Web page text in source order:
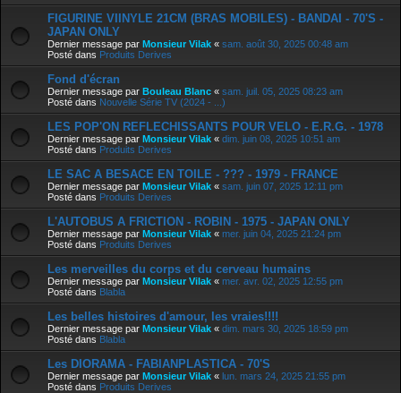
FIGURINE VIINYLE 21CM (BRAS MOBILES) - BANDAI - 70'S -
JAPAN ONLY
Dernier message par Monsieur Vilak « sam. août 30, 2025 00:48 am
Posté dans Produits Derives
Fond d'écran
Dernier message par Bouleau Blanc « sam. juil. 05, 2025 08:23 am
Posté dans Nouvelle Série TV (2024 - ...)
LES POP'ON REFLECHISSANTS POUR VELO - E.R.G. - 1978
Dernier message par Monsieur Vilak « dim. juin 08, 2025 10:51 am
Posté dans Produits Derives
LE SAC A BESACE EN TOILE - ??? - 1979 - FRANCE
Dernier message par Monsieur Vilak « sam. juin 07, 2025 12:11 pm
Posté dans Produits Derives
L'AUTOBUS A FRICTION - ROBIN - 1975 - JAPAN ONLY
Dernier message par Monsieur Vilak « mer. juin 04, 2025 21:24 pm
Posté dans Produits Derives
Les merveilles du corps et du cerveau humains
Dernier message par Monsieur Vilak « mer. avr. 02, 2025 12:55 pm
Posté dans Blabla
Les belles histoires d'amour, les vraies!!!!
Dernier message par Monsieur Vilak « dim. mars 30, 2025 18:59 pm
Posté dans Blabla
Les DIORAMA - FABIANPLASTICA - 70'S
Dernier message par Monsieur Vilak « lun. mars 24, 2025 21:55 pm
Posté dans Produits Derives